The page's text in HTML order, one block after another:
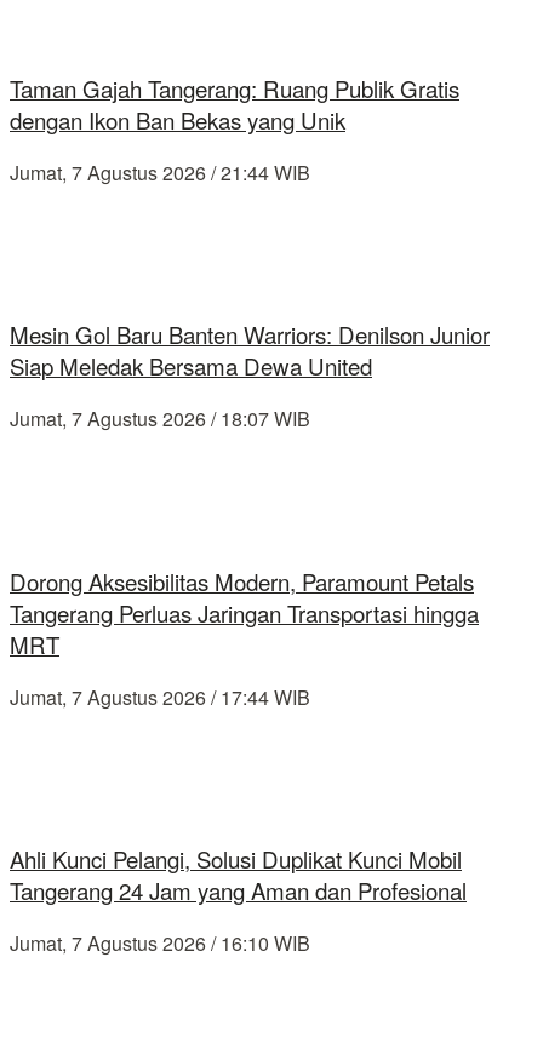
Taman Gajah Tangerang: Ruang Publik Gratis
dengan Ikon Ban Bekas yang Unik
Jumat, 7 Agustus 2026 / 21:44 WIB
Mesin Gol Baru Banten Warriors: Denilson Junior
Siap Meledak Bersama Dewa United
Jumat, 7 Agustus 2026 / 18:07 WIB
Dorong Aksesibilitas Modern, Paramount Petals
Tangerang Perluas Jaringan Transportasi hingga
MRT
Jumat, 7 Agustus 2026 / 17:44 WIB
Ahli Kunci Pelangi, Solusi Duplikat Kunci Mobil
Tangerang 24 Jam yang Aman dan Profesional
Jumat, 7 Agustus 2026 / 16:10 WIB